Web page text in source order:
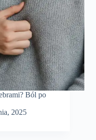
Ból po
2025